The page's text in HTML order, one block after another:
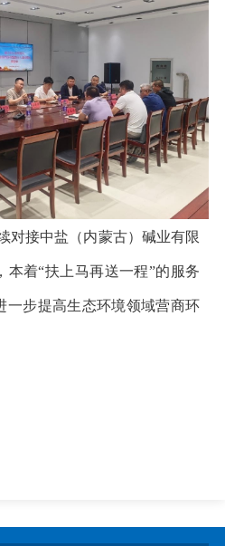
对接中盐（内蒙古）碱业有限
本着“扶上马再送一程”的服务
一步提高生态环境领域营商环